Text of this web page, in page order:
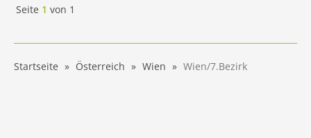
Seite 1 von 1
Startseite Österreich Wien Wien/7.Bezirk